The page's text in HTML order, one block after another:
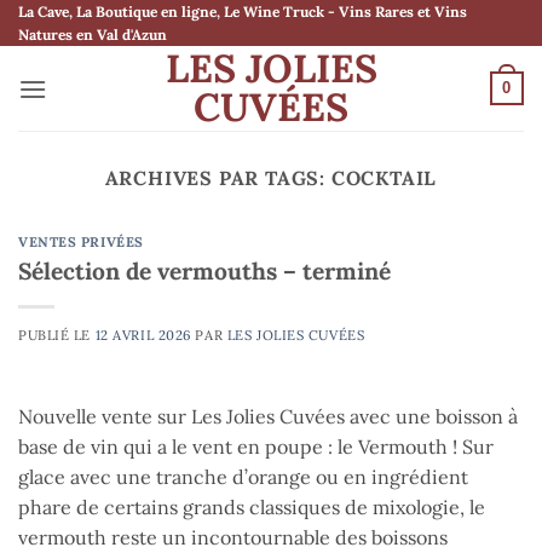
Passer
au
La Cave, La Boutique en ligne, Le Wine Truck - Vins Rares et Vins
Natures en Val d'Azun
LES JOLIES
CUVÉES 0
ARCHIVES PAR TAGS: COCKTAIL
VENTES PRIVÉES
Sélection de vermouths – terminé
PUBLIÉ LE 12 AVRIL 2026 PAR LES JOLIES CUVÉES
Nouvelle vente sur Les Jolies Cuvées avec une boisson à
base de vin qui a le vent en poupe : le Vermouth ! Sur
glace avec une tranche d’orange ou en ingrédient
phare de certains grands classiques de mixologie, le
vermouth reste un incontournable des boissons